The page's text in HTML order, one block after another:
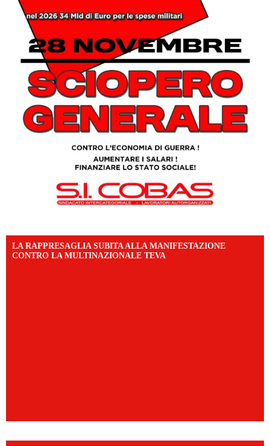
LA RAPPRESAGLIA SUBITA ALLA MANIFESTAZIONE
CONTRO LA MULTINAZIONALE TEVA